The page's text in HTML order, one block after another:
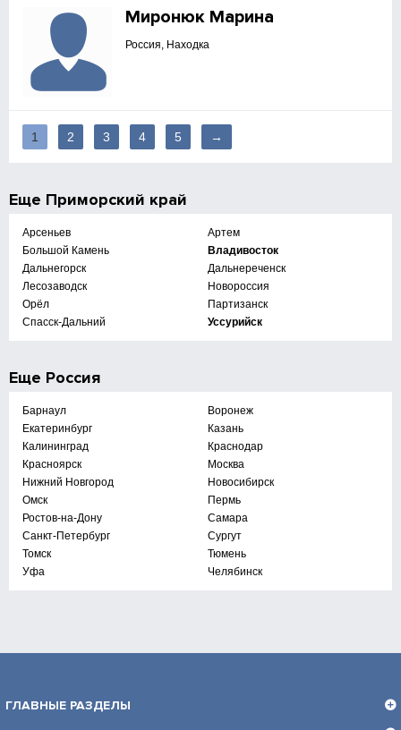
Миронюк Марина
Россия, Находка
1 2 3 4 5 →
Еще Приморский край
Арсеньев
Артем
Большой Камень
Владивосток
Дальнегорск
Дальнереченск
Лесозаводск
Новороссия
Орёл
Партизанск
Спасск-Дальний
Уссурийск
Еще Россия
Барнаул
Воронеж
Екатеринбург
Казань
Калининград
Краснодар
Красноярск
Москва
Нижний Новгород
Новосибирск
Омск
Пермь
Ростов-на-Дону
Самара
Санкт-Петербург
Сургут
Томск
Тюмень
Уфа
Челябинск
ГЛАВНЫЕ РАЗДЕЛЫ